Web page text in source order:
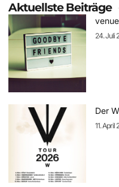
Aktuellste Beiträge
24. Juli
Der
11. April